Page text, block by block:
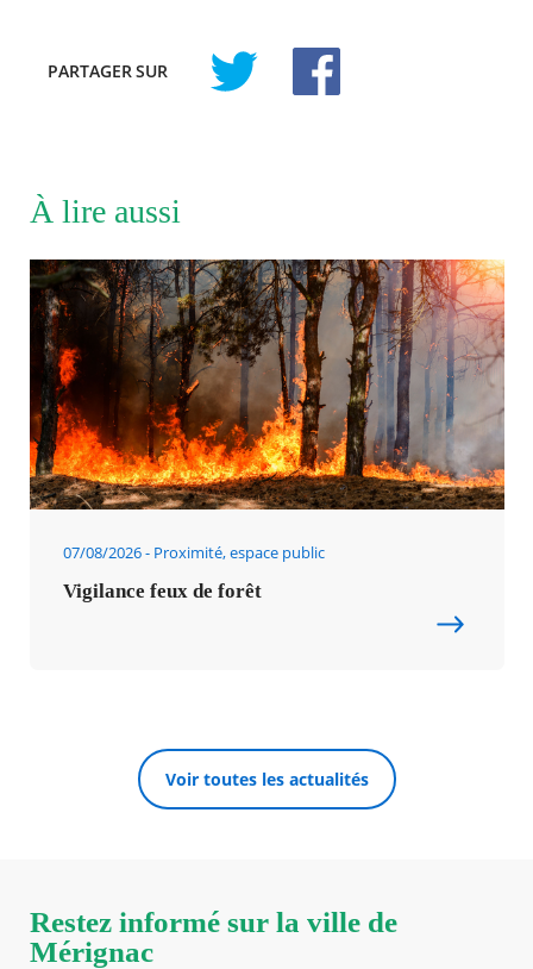
PARTAGERSUR
À lire aussi
07/08/2026 Proximité, espace public
Vigilance feux de forêt
Voir toutes les actualités
Restez informé sur la ville de
Mérignac